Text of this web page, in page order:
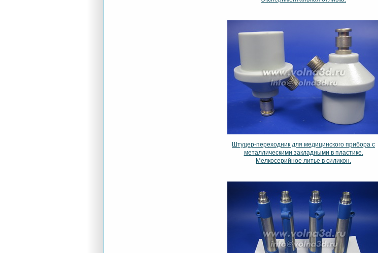
Штуцер-переходник для медицинского прибора с
металлическими закладными в пластике.
Мелкосерийное литье в силикон.